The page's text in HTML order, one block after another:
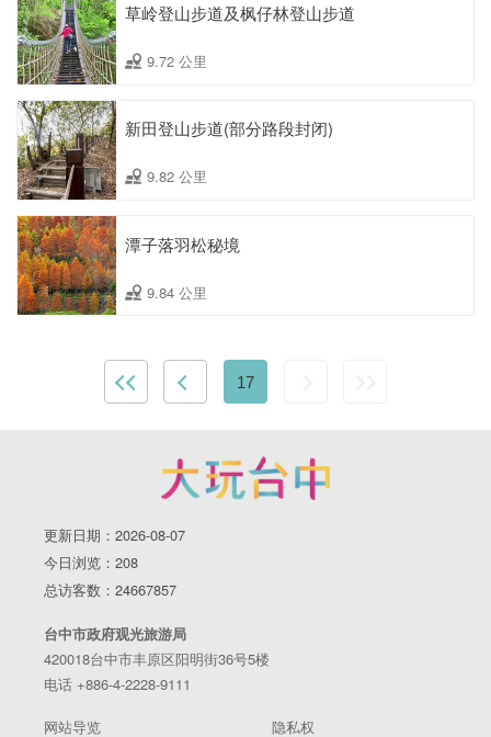
草岭登山步道及枫仔林登山步道
9.72 公里
新田登山步道(部分路段封闭)
9.82 公里
潭子落羽松秘境
9.84 公里
17
更新日期：2026-08-07
今日浏览：208
总访客数：24667857
台中市政府观光旅游局
420018台中市丰原区阳明街36号5楼
电话 +886-4-2228-9111
网站导览 隐私权